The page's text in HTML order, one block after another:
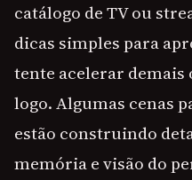
catálogo de TV ou
dicas simples para
tente acelerar
logo. Algumas cenas
estão construindo
memória e visão do